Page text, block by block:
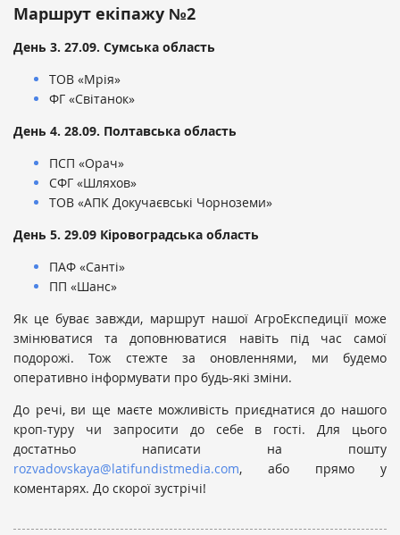
Маршрут екіпажу №2
День 3. 27.09. Сумська область
ТОВ «Мрія»
ФГ «Світанок»
День 4. 28.09. Полтавська область
ПСП «Орач»
СФГ «Шляхов»
ТОВ «АПК Докучаєвські Чорноземи»
День 5. 29.09 Кіровоградська область
ПАФ «Санті»
ПП «Шанс»
Як це буває завжди, маршрут нашої АгроЕкспедиції може
змінюватися та доповнюватися навіть під час самої
подорожі. Тож стежте за оновленнями, ми будемо
оперативно інформувати про будь-які зміни.
До речі, ви ще маєте можливість приєднатися до нашого
кроп-туру чи запросити до себе в гості. Для цього
достатньо написати на пошту
rozvadovskaya@latifundistmedia.com, або прямо у
коментарях. До скорої зустрічі!